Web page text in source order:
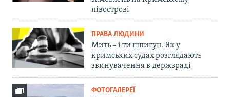
півострові
ПРАВА ЛЮДИНИ
Мить – і ти шпигун. Як у
кримських судах розглядають
звинувачення в держзраді
ФОТОГАЛЕРЕЇ